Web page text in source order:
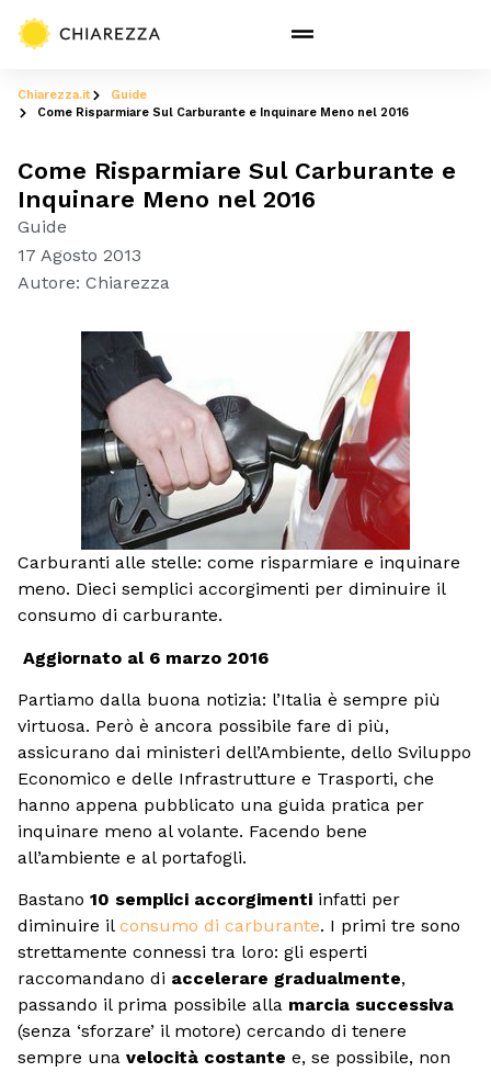
Chiarezza.it
Guide
Come Risparmiare Sul Carburante e Inquinare Meno nel 2016
Come Risparmiare Sul Carburante e
Inquinare Meno nel 2016
Guide
17 Agosto 2013
Autore: Chiarezza
Carburanti alle stelle: come risparmiare e inquinare
meno. Dieci semplici accorgimenti per diminuire il
consumo di carburante.
Aggiornato al 6 marzo 2016
Partiamo dalla buona notizia: l’Italia è sempre più
virtuosa. Però è ancora possibile fare di più,
assicurano dai ministeri dell’Ambiente, dello Sviluppo
Economico e delle Infrastrutture e Trasporti, che
hanno appena pubblicato una guida pratica per
inquinare meno al volante. Facendo bene
all’ambiente e al portafogli.
Bastano 10 semplici accorgimenti infatti per
diminuire il consumo di carburante. I primi tre sono
strettamente connessi tra loro: gli esperti
raccomandano di accelerare gradualmente,
passando il prima possibile alla marcia successiva
(senza ‘sforzare’ il motore) cercando di tenere
sempre una velocità costante e, se possibile, non